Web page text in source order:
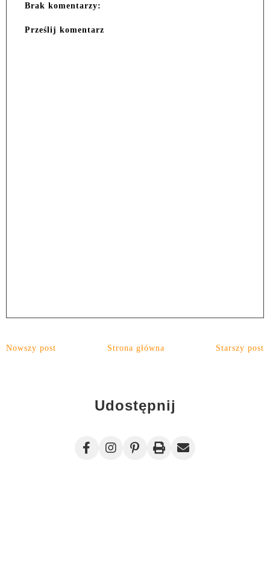
Brak komentarzy:
Prześlij komentarz
Nowszy post Starszy post
Strona główna
Udostępnij